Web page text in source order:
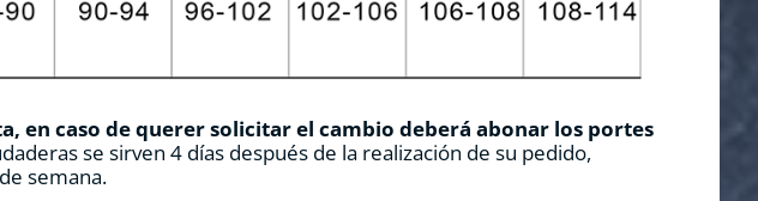
en caso de querer solicitar el cambio deberá abonar los portes
se sirven 4 días después de la realización de su pedido,
semana.